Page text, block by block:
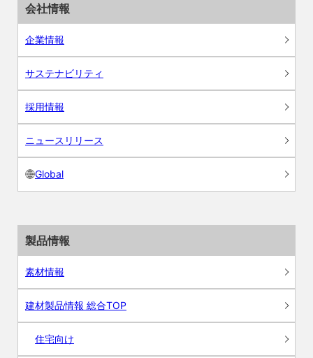
会社情報
企業情報
サステナビリティ
採用情報
ニュースリリース
Global
製品情報
素材情報
建材製品情報 総合TOP
住宅向け